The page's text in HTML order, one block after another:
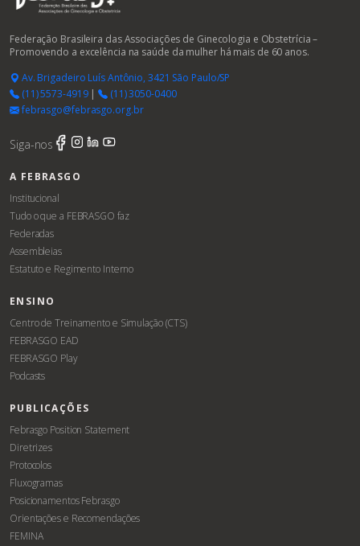
Federação Brasileira das Associações de Ginecologia e Obstetrícia –
Promovendo a excelência na saúde da mulher há mais de 60 anos.
Av. Brigadeiro Luís Antônio, 3421 São Paulo/SP
(11) 5573-4919|
(11) 3050-0400
febrasgo@febrasgo.org.br
Siga-nos
A FEBRASGO
Institucional
Tudo o que a FEBRASGO faz
Federadas
Assembleias
Estatuto e Regimento Interno
ENSINO
Centro de Treinamento e Simulação (CTS)
FEBRASGO EAD
FEBRASGO Play
Podcasts
PUBLICAÇÕES
Febrasgo Position Statement
Diretrizes
Protocolos
Fluxogramas
Posicionamentos Febrasgo
Orientações e Recomendações
FEMINA